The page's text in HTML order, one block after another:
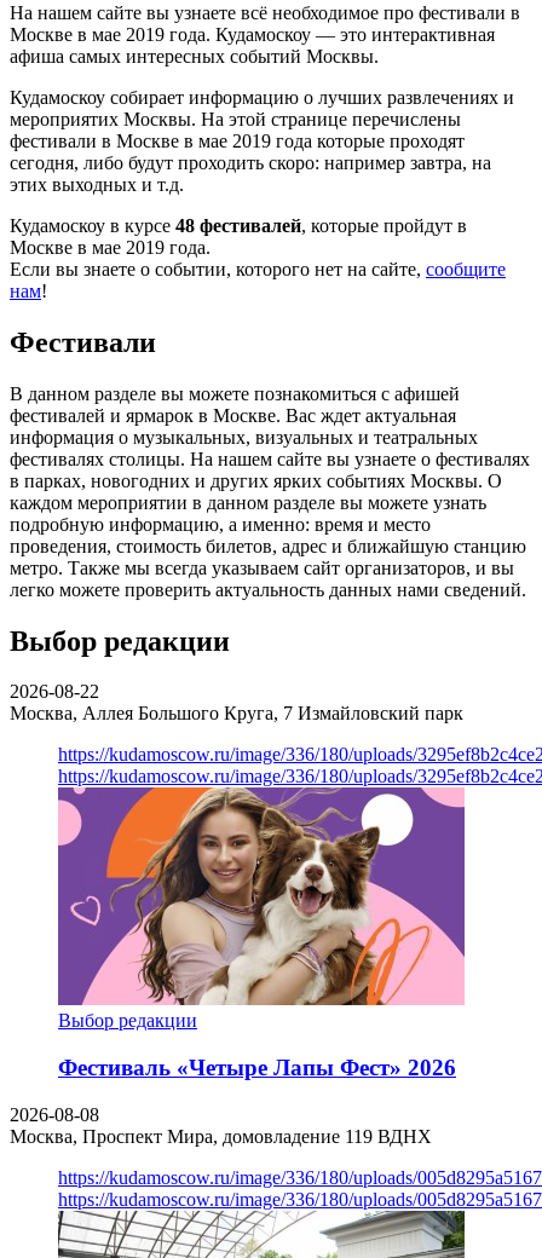
На нашем сайте вы узнаете всё необходимое про фестивали в
Москве в мае 2019 года. Кудамоскоу — это интерактивная
афиша самых интересных событий Москвы.
Кудамоскоу собирает информацию о лучших развлечениях и
мероприятих Москвы. На этой странице перечислены
фестивали в Москве в мае 2019 года которые проходят
сегодня, либо будут проходить скоро: например завтра, на
этих выходных и т.д.
Кудамоскоу в курсе 48 фестивалей, которые пройдут в
Москве в мае 2019 года.
Если вы знаете о событии, которого нет на сайте, сообщите
нам!
Фестивали
В данном разделе вы можете познакомиться с афишей
фестивалей и ярмарок в Москве. Вас ждет актуальная
информация о музыкальных, визуальных и театральных
фестивалях столицы. На нашем сайте вы узнаете о фестивалях
в парках, новогодних и других ярких событиях Москвы. О
каждом мероприятии в данном разделе вы можете узнать
подробную информацию, а именно: время и место
проведения, стоимость билетов, адрес и ближайшую станцию
метро. Также мы всегда указываем сайт организаторов, и вы
легко можете проверить актуальность данных нами сведений.
Выбор редакции
2026-08-22
Москва, Аллея Большого Круга, 7 Измайловский парк
https://kudamoscow.ru/image/336/180/uploads/
https://kudamoscow.ru/image/336/180/uploads/
Выбор редакции
Фестиваль «Четыре Лапы Фест» 2026
2026-08-08
Москва, Проспект Мира, домовладение 119 ВДНХ
https://kudamoscow.ru/image/336/180/uploads/
https://kudamoscow.ru/image/336/180/uploads/